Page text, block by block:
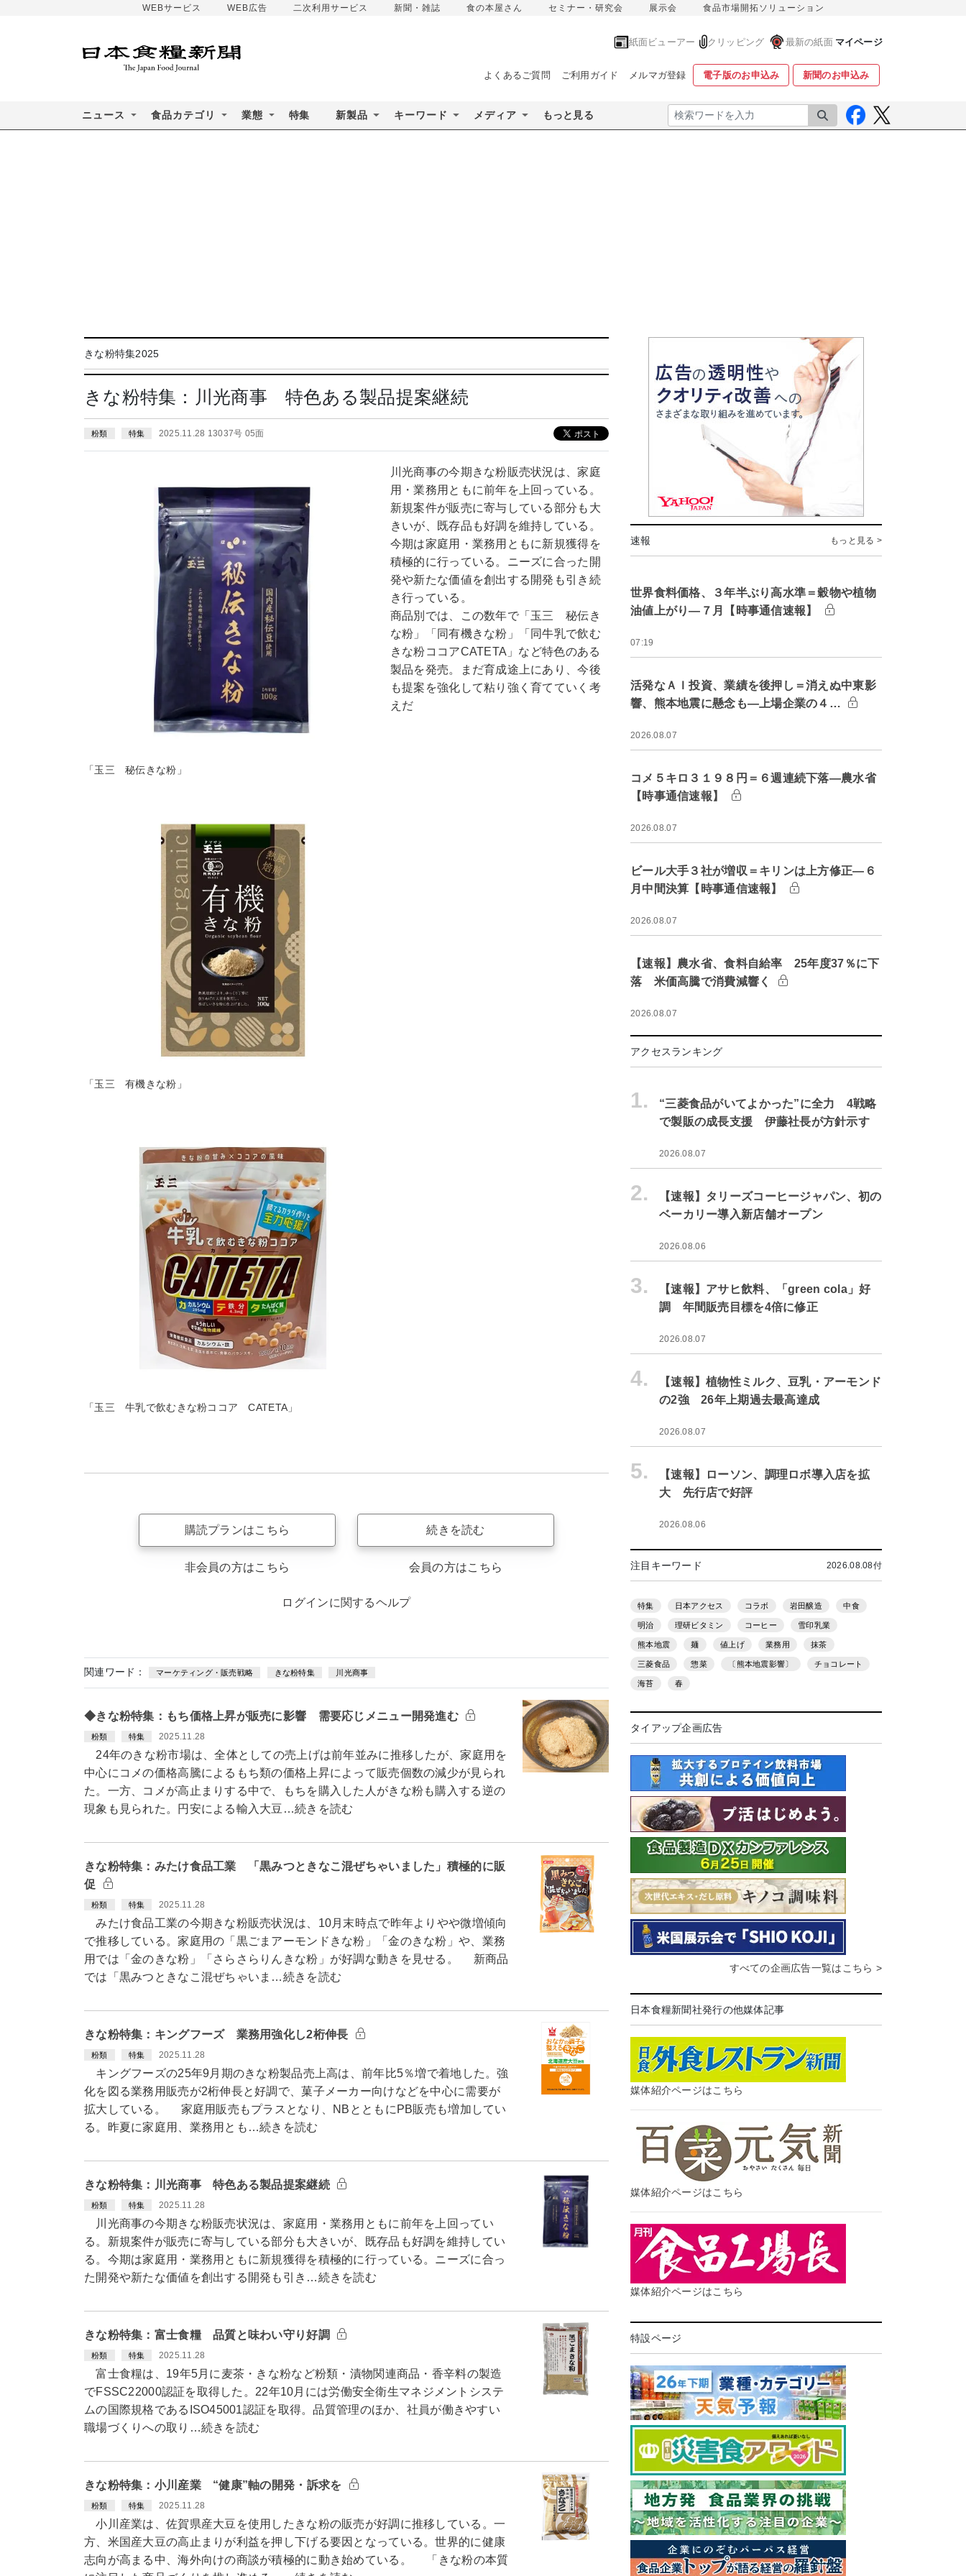
WEBサービス WEB広告 二次利用サービス 新聞・雑誌 食の本屋さん セミナー・研究会 展示会 食品市場開拓ソリューション
紙面ビューアー クリッピング 最新の紙面 マイページ
よくあるご質問 ご利用ガイド メルマガ登録 電子版のお申込み 新聞のお申込み
ニュース 食品カテゴリ 業態 特集 新製品 キーワード メディア もっと見る 検索
きな粉特集2025
きな粉特集：川光商事 特色ある製品提案継続
粉類 特集 2025.11.28 13037号 05面
「玉三 秘伝きな粉」
「玉三 有機きな粉」
「玉三 牛乳で飲むきな粉ココア CATETA」
川光商事の今期きな粉販売状況は、家庭
用・業務用ともに前年を上回っている。
新規案件が販売に寄与している部分も大
きいが、既存品も好調を維持している。
今期は家庭用・業務用ともに新規獲得を
積極的に行っている。ニーズに合った開
発や新たな価値を創出する開発も引き続
き行っている。
商品別では、この数年で「玉三 秘伝き
な粉」「同有機きな粉」「同牛乳で飲む
きな粉ココアCATETA」など特色のある
製品を発売。まだ育成途上にあり、今後
も提案を強化して粘り強く育てていく考
えだ
購読プランはこちら
非会員の方はこちら
続きを読む
会員の方はこちら
ログインに関するヘルプ
関連ワード： マーケティング・販売戦略 きな粉特集 川光商事
◆きな粉特集：もち価格上昇が販売に影響 需要応じメニュー開発進む
粉類 特集 2025.11.28
24年のきな粉市場は、全体としての売上げは前年並みに推移したが、家庭用を
中心にコメの価格高騰によるもち類の価格上昇によって販売個数の減少が見られ
た。一方、コメが高止まりする中で、もちを購入した人がきな粉も購入する逆の
現象も見られた。円安による輸入大豆…続きを読む
きな粉特集：みたけ食品工業 「黒みつときなこ混ぜちゃいました」積極的に販
促
粉類 特集 2025.11.28
みたけ食品工業の今期きな粉販売状況は、10月末時点で昨年よりやや微増傾向
で推移している。家庭用の「黒ごまアーモンドきな粉」「金のきな粉」や、業務
用では「金のきな粉」「さらさらりんきな粉」が好調な動きを見せる。 新商品
では「黒みつときなこ混ぜちゃいま…続きを読む
きな粉特集：キングフーズ 業務用強化し2桁伸長
粉類 特集 2025.11.28
キングフーズの25年9月期のきな粉製品売上高は、前年比5％増で着地した。強
化を図る業務用販売が2桁伸長と好調で、菓子メーカー向けなどを中心に需要が
拡大している。 家庭用販売もプラスとなり、NBとともにPB販売も増加してい
る。昨夏に家庭用、業務用とも…続きを読む
きな粉特集：川光商事 特色ある製品提案継続
粉類 特集 2025.11.28
川光商事の今期きな粉販売状況は、家庭用・業務用ともに前年を上回ってい
る。新規案件が販売に寄与している部分も大きいが、既存品も好調を維持してい
る。今期は家庭用・業務用ともに新規獲得を積極的に行っている。ニーズに合っ
た開発や新たな価値を創出する開発も引き…続きを読む
きな粉特集：富士食糧 品質と味わい守り好調
粉類 特集 2025.11.28
富士食糧は、19年5月に麦茶・きな粉など粉類・漬物関連商品・香辛料の製造
でFSSC22000認証を取得した。22年10月には労働安全衛生マネジメントシステ
ムの国際規格であるISO45001認証を取得。品質管理のほか、社員が働きやすい
職場づくりへの取り…続きを読む
きな粉特集：小川産業 “健康”軸の開発・訴求を
粉類 特集 2025.11.28
小川産業は、佐賀県産大豆を使用したきな粉の販売が好調に推移している。一
方、米国産大豆の高止まりが利益を押し下げる要因となっている。世界的に健康
志向が高まる中、海外向けの商談が積極的に動き始めている。 「きな粉の本質
速報 もっと見る >
世界食料価格、３年半ぶり高水準＝穀物や植物
油値上がり―７月【時事通信速報】
07:19
活発なＡＩ投資、業績を後押し＝消えぬ中東影
響、熊本地震に懸念も―上場企業の４…
2026.08.07
コメ５キロ３１９８円＝６週連続下落―農水省
【時事通信速報】
2026.08.07
ビール大手３社が増収＝キリンは上方修正―６
月中間決算【時事通信速報】
2026.08.07
【速報】農水省、食料自給率 25年度37％に下
落 米価高騰で消費減響く
2026.08.07
アクセスランキング
1.
“三菱食品がいてよかった”に全力 4戦略
で製販の成長支援 伊藤社長が方針示す
2026.08.07
2.
【速報】タリーズコーヒージャパン、初の
ベーカリー導入新店舗オープン
2026.08.06
3.
【速報】アサヒ飲料、「green cola」好
調 年間販売目標を4倍に修正
2026.08.07
4.
【速報】植物性ミルク、豆乳・アーモンド
の2強 26年上期過去最高達成
2026.08.07
5.
【速報】ローソン、調理ロボ導入店を拡
大 先行店で好評
2026.08.06
注目キーワード 2026.08.08付
特集 日本アクセス コラボ 岩田醸造 中食
明治 理研ビタミン コーヒー 雪印乳業
熊本地震 麺 値上げ 業務用 抹茶
三菱食品 惣菜 〔熊本地震影響〕 チョコレート
海苔 春
タイアップ企画広告
すべての企画広告一覧はこちら >
日本食糧新聞社発行の他媒体記事
媒体紹介ページはこちら
媒体紹介ページはこちら
媒体紹介ページはこちら
特設ページ